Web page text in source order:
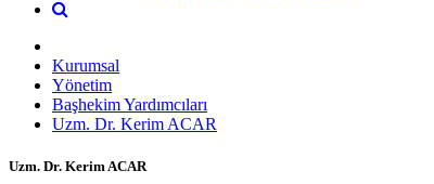
Kurumsal
Yönetim
Başhekim Yardımcıları
Uzm. Dr. Kerim ACAR
Uzm. Dr. Kerim ACAR